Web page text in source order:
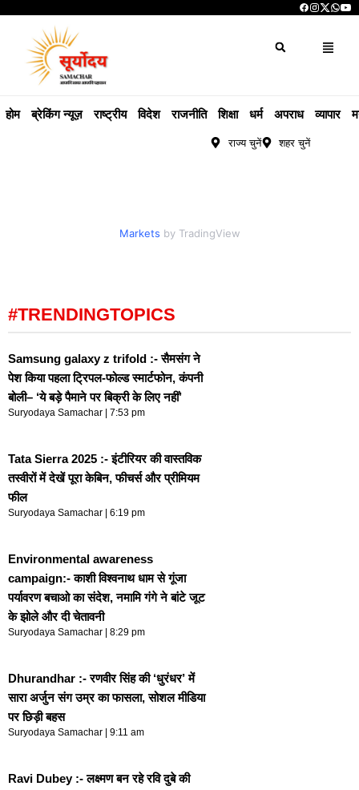
होम ब्रेकिंग न्यूज़ राष्ट्रीय विदेश राजनीति शिक्षा धर्म अपराध व्यापार
राज्य चुनें शहर चुनें
Markets by TradingView
#TRENDINGTOPICS
Samsung galaxy z trifold :- सैमसंग ने
पेश किया पहला ट्रिपल-फोल्ड स्मार्टफोन, कंपनी
बोली– ‘ये बड़े पैमाने पर बिक्री के लिए नहीं’
Suryodaya Samachar 7:53 pm
Tata Sierra 2025 :- इंटीरियर की वास्तविक
तस्वीरों में देखें पूरा केबिन, फीचर्स और प्रीमियम
फील
Suryodaya Samachar 6:19 pm
Environmental awareness
campaign:- काशी विश्वनाथ धाम से गूंजा
पर्यावरण बचाओ का संदेश, नमामि गंगे ने बांटे जूट
के झोले और दी चेतावनी
Suryodaya Samachar 8:29 pm
Dhurandhar :- रणवीर सिंह की ‘धुरंधर’ में
सारा अर्जुन संग उम्र का फासला, सोशल मीडिया
पर छिड़ी बहस
Suryodaya Samachar 9:11 am
Ravi Dubey :- लक्ष्मण बन रहे रवि दुबे की